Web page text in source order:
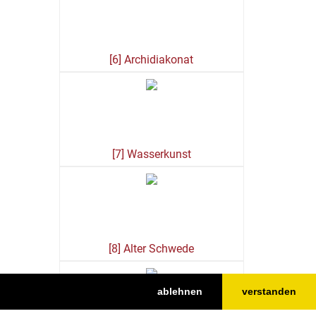
ablehnen verstanden
[6] Archidiakonat
[7] Wasserkunst
[8] Alter Schwede